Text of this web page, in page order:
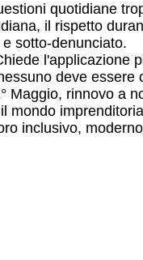
quotidiane
il rispetto
sotto-denunciato.
l'applicazione
deve
Maggio, rinnovo a
mondo
inclusivo,